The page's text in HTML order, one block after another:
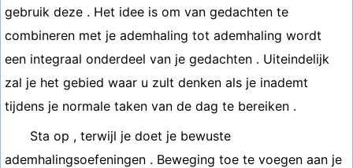
gebruik deze . Het idee is om van gedachten te
combineren met je ademhaling tot ademhaling wordt
een integraal onderdeel van je gedachten . Uiteindelijk
zal je het gebied waar u zult denken als je inademt
tijdens je normale taken van de dag te bereiken .
Sta op , terwijl je doet je bewuste
ademhalingsoefeningen . Beweging toe te voegen aan je